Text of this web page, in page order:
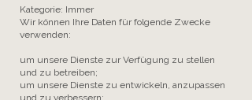
Kategorie: Immer
Wir können Ihre Daten für folgende Zwecke
verwenden:
um unsere Dienste zur Verfügung zu stellen
und zu betreiben;
um unsere Dienste zu entwickeln, anzupassen